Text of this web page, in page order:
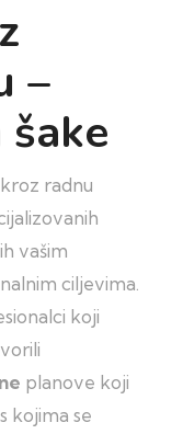
–
radnu
vašim
ciljevima.
koji
planove koji
kojima se